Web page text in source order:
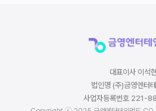
대표이사 이석현
법인명 (주)금영엔터
사업자등록번호 221-